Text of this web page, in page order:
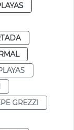
GREZZI